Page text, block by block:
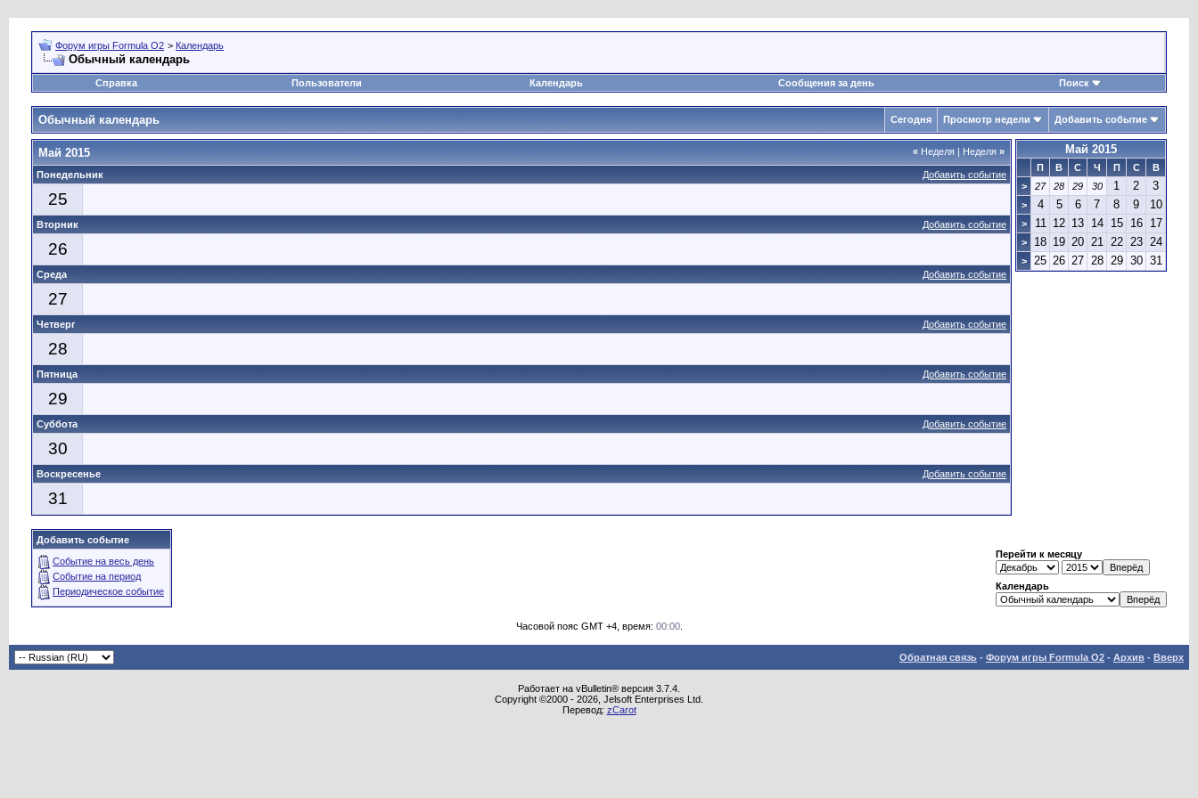
Форум игры Formula O2 > Календарь
Обычный календарь
Справка Пользователи Календарь Сообщения за день Поиск
Обычный календарь Сегодня Просмотр недели Добавить событие
« Неделя | Неделя »
Май 2015
Добавить событие
Понедельник
25
Добавить событие
Вторник
26
Добавить событие
Среда
27
Добавить событие
Четверг
28
Добавить событие
Пятница
29
Добавить событие
Суббота
30
Добавить событие
Воскресенье
31
Май 2015
П В С Ч П С
В
>
27 28 29 30 1 2 3
> 4 5 6 7 8 9 10
> 11 12 13 14 15 16 17
> 18 19 20 21 22 23 24
> 25 26 27 28 29 30 31
Добавить событие
Событие на весь день
Событие на период
Периодическое событие
Перейти к месяцу
Календарь
Часовой пояс GMT +4, время: 00:00.
Обратная связь - Форум игры Formula O2 - Архив - Вверх
Работает на vBulletin® версия 3.7.4.
Copyright ©2000 - 2026, Jelsoft Enterprises Ltd.
Перевод: zCarot